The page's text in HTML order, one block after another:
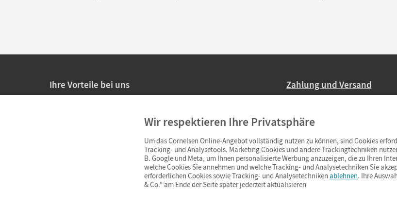
Ihre Vorteile bei uns
Persönliche Angebote für Lehrkräfte
Sicheres Einkaufen mit SSL-Verschlüsselung
Widerrufsfristvon 4 Wochen
Schnelle und einfache Retourenabwicklung
Zahlung und Versand
Ab 59,– EUR Bestellwert
(Lieferung in 3–6 Tagen).
Wir respektieren Ihre Privatsphäre
Um das Cornelsen Online-Angebot vollständig nutzen zu können, sind Cookies
Tracking- und Analysetools. Marketing Cookies und andere Trackingtechniken
B. Google und Meta, um Ihnen personalisierte Werbung anzuzeigen, die zu Ihren
welche Cookies Sie annehmen und welche Tracking- und Analysetechniken Sie
erforderlichen Cookies sowie Tracking- und Analysetechniken ablehnen. Ihre
& Co.“ am Ende der Seite später jederzeit aktualisieren